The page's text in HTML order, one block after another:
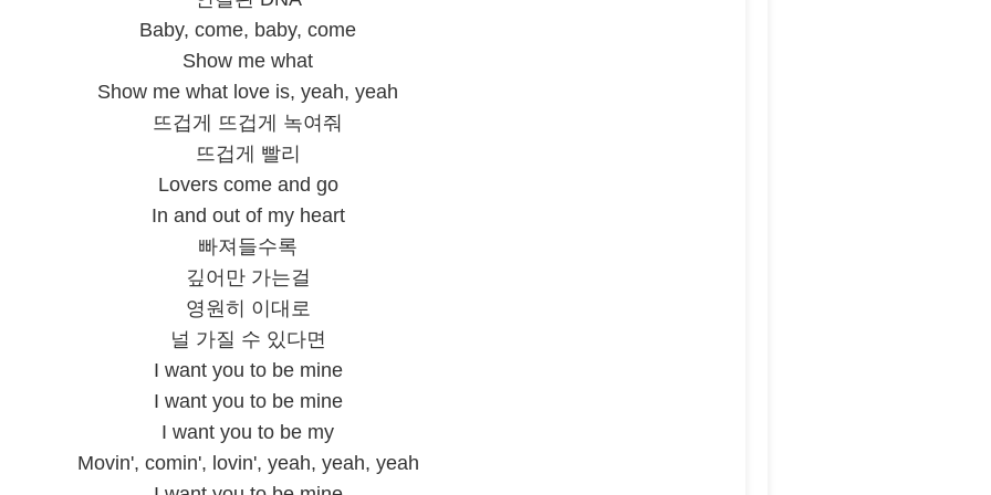
Baby, come, baby, come
Show me what
Show me what love is, yeah, yeah
뜨겁게 뜨겁게 녹여줘
뜨겁게 빨리
Lovers come and go
In and out of my heart
빠져들수록
깊어만 가는걸
영원히 이대로
널 가질 수 있다면
I want you to be mine
I want you to be mine
I want you to be my
Movin', comin', lovin', yeah, yeah, yeah